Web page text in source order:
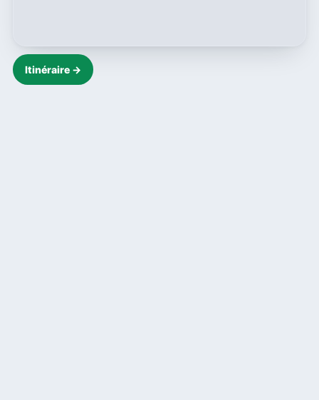
Itinéraire →